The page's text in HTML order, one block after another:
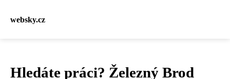
websky.cz
Hledáte práci? Železný Brod